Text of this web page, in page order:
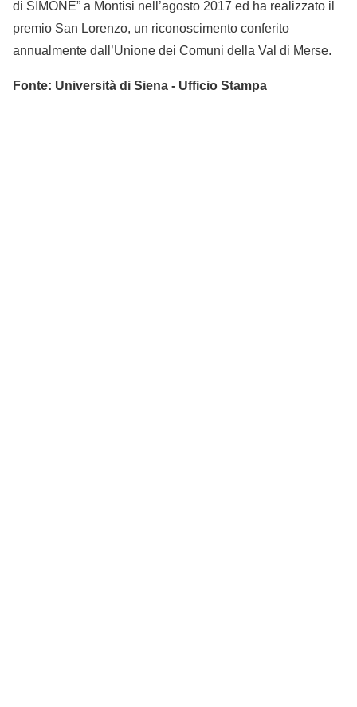
di SIMONE” a Montisi nell’agosto 2017 ed ha realizzato il
premio San Lorenzo, un riconoscimento conferito
annualmente dall’Unione dei Comuni della Val di Merse.
Fonte: Università di Siena - Ufficio Stampa